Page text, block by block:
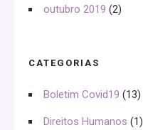
outubro 2019 (2)
CATEGORIAS
Boletim Covid19 (13)
Direitos Humanos (1)